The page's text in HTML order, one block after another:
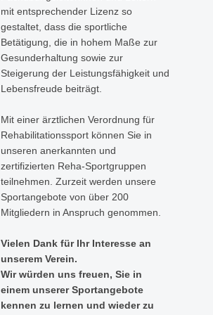
mit entsprechender Lizenz so
gestaltet, dass die sportliche
Betätigung, die in hohem Maße zur
Gesunderhaltung sowie zur
Steigerung der Leistungsfähigkeit und
Lebensfreude beiträgt.
Mit einer ärztlichen Verordnung für
Rehabilitationssport können Sie in
unseren anerkannten und
zertifizierten Reha-Sportgruppen
teilnehmen. Zurzeit werden unsere
Sportangebote von über 200
Mitgliedern in Anspruch genommen.
Vielen Dank für Ihr Interesse an
unserem Verein.
Wir würden uns freuen, Sie in
einem unserer Sportangebote
kennen zu lernen und wieder zu